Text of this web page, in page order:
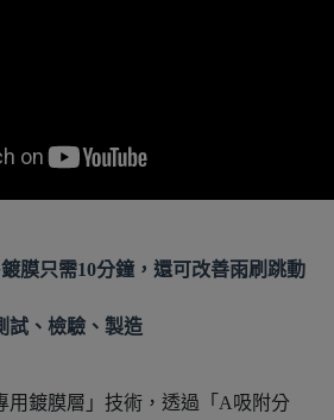
膜只需10分鐘，還可改善雨刷跳動
試、檢驗、製造
用鍍膜層」技術，透過「A吸附分